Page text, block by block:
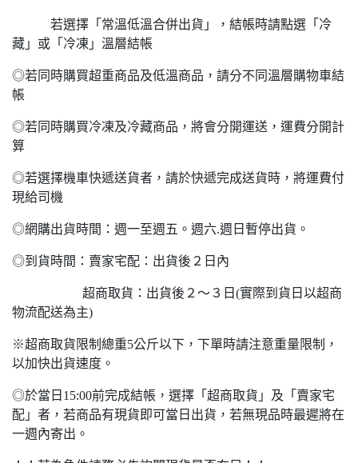
若選擇「常溫低溫合併出貨」，結帳時請點選「冷
藏」或「冷凍」溫層結帳
◎若同時購買超重商品及低溫商品，請分不同溫層購物車結
帳
◎若同時購買冷凍及冷藏商品，將會分開運送，運費分開計
算
◎若選擇機車快遞送貨者，請於快遞完成送貨時，將運費付
現給司機
◎網購出貨時間：週一至週五。週六.週日暫停出貨。
◎到貨時間：賣家宅配：出貨後２日內
超商取貨：出貨後２～３日(實際到貨日以超商
物流配送為主)
※超商取貨限制總重5公斤以下，下單時請注意重量限制，
以加快出貨速度。
◎於當日15:00前完成結帳，選擇「超商取貨」及「賣家宅
配」者，若商品有現貨即可當日出貨，若無現品時最遲將在
一週內寄出。